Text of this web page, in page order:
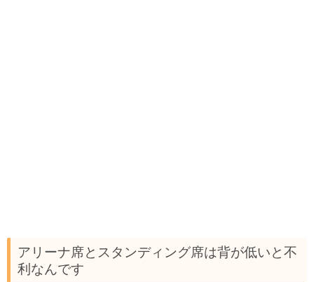
アリーナ席とスタンディング席は背が低いと不
利なんです